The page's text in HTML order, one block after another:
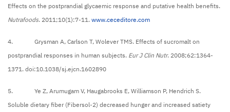
Effects on the postprandial glycaemic response and putative health benefits.
Nutrafoods. 2011;10(1):7-11.www.ceceditore.com
4. Grysman A, Carlson T, Wolever TMS. Effects of sucromalt on
postprandial responses in human subjects. Eur J Clin Nutr. 2008;62:1364-
1371. doi:10.1038/sj.ejcn.1602890
5. Ye Z, Arumugam V, Haugabrooks E, Williamson P, Hendrich S.
Soluble dietary fiber (Fibersol-2) decreased hunger and increased satiety